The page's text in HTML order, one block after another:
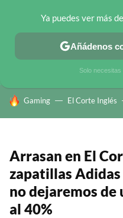
CHOLLOS TELEGRAM
HOY SE HABLA DE
Gaming El Corte Inglés
Arrasan en El
zapatillas
no dejaremos de
al 40%
Ya puedes ver más
Añádenos
Solo